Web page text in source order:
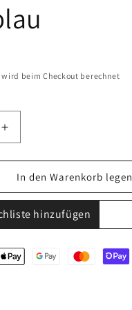
wird beim Checkout berechnet
Erhöhe
die
Menge
für
Schutzklemmeleisten
Montage
Schiene
15
In den Warenkorb legen
hinzufügen